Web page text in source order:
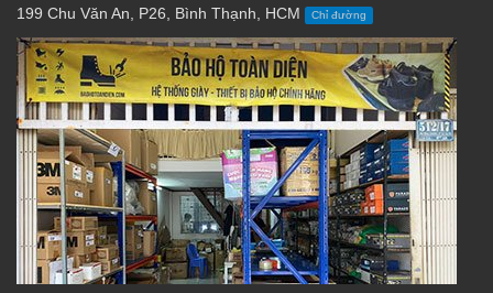
199 Chu Văn An, P26, Bình Thạnh, HCM
Chỉ đường